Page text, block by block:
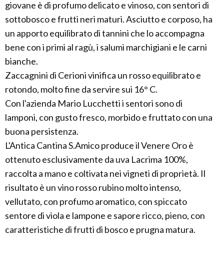
giovane è di profumo delicato e vinoso, con sentori di
sottobosco e frutti neri maturi. Asciutto e corposo, ha
un apporto equilibrato di tannini che lo accompagna
bene con i primi al ragù, i salumi marchigiani e le carni
bianche.
Zaccagnini di Cerioni vinifica un rosso equilibrato e
rotondo, molto fine da servire sui 16° C.
Con l'azienda Mario Lucchetti i sentori sono di
lamponi, con gusto fresco, morbido e fruttato con una
buona persistenza.
L'Antica Cantina S.Amico produce il Venere Oro è
ottenuto esclusivamente da uva Lacrima 100%,
raccolta a mano e coltivata nei vigneti di proprietà. Il
risultato è un vino rosso rubino molto intenso,
vellutato, con profumo aromatico, con spiccato
sentore di viola e lampone e sapore ricco, pieno, con
caratteristiche di frutti di bosco e prugna matura.